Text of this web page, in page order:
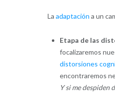
La adaptación a un
Etapa de las
focalizaremos
distorsiones
encontraremos
Y si me despiden